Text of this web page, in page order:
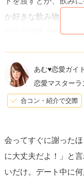
か好きな飲み物を一
方法で謝罪の気持ち
ょっとしたものでい
それだけで十分気持
あむ♥恋愛ガイ
恋愛マスターラ
合コン・紹介で交際
会ってすぐに謝った
に大丈夫だよ！」と
いだけ。デート中に